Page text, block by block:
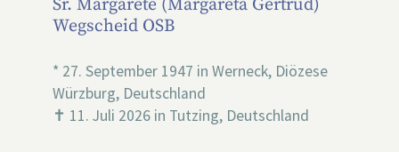
Sr. Margarete (Margareta Gertrud)
Wegscheid OSB
* 27. September 1947 in Werneck, Diözese
Würzburg, Deutschland
✝ 11. Juli 2026 in Tutzing, Deutschland